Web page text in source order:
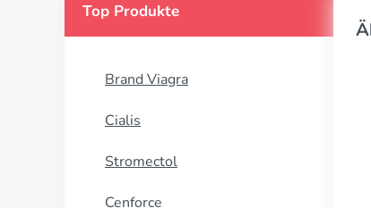
Top Produkte
Brand Viagra
Cialis
Stromectol
Cenforce